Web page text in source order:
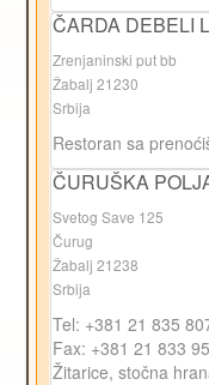
ČARDA DEBELI
Zrenjaninski put bb
Žabalj 21230
Srbija
Restoran sa
ČURUŠKA
Svetog Save 125
Čurug
Žabalj 21238
Srbija
Tel: +381 21 835
Fax: +381 21 833
Žitarice, stočna